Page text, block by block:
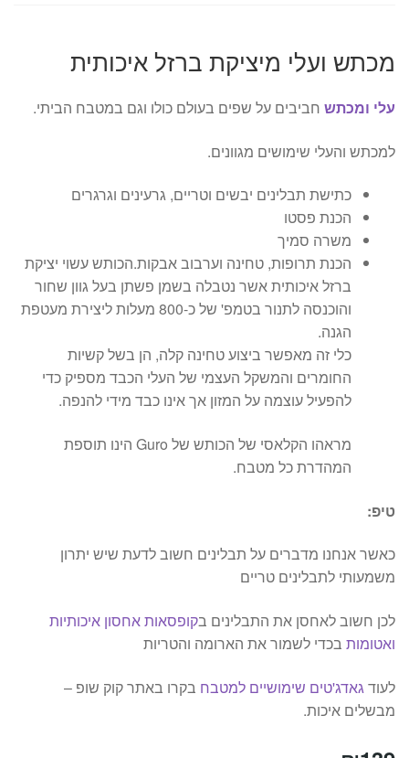
מכתש ועלי מיציקת ברזל איכותית
עלי ומכתש חביבים על שפים בעולם כולו וגם במטבח הביתי.
למכתש והעלי שימושים מגוונים.
כתישת תבלינים יבשים וטריים, גרעינים וגרגרים
הכנת פסטו
משרה סמיך
הכנת תרופות, טחינה וערבוב אבקות.הכותש עשוי יציקת
ברזל איכותית אשר נטבלה בשמן פשתן בעל גוון שחור
והוכנסה לתנור בטמפ' של כ-800 מעלות ליצירת מעטפת
הגנה.
כלי זה מאפשר ביצוע טחינה קלה, הן בשל קשיות
החומרים והמשקל העצמי של העלי הכבד מספיק כדי
להפעיל עוצמה על המזון אך אינו כבד מידי להנפה.
מראהו הקלאסי של הכותש של Guro הינו תוספת
המהדרת כל מטבח.
טיפ:
כאשר אנחנו מדברים על תבלינים חשוב לדעת שיש יתרון
משמעותי לתבלינים טריים
לכן חשוב לאחסן את התבלינים בקופסאות אחסון איכותיות
ואטומות בכדי לשמור את הארומה והטריות
לעודגאדג'טים שימושיים למטבח בקרו באתר קוק שופ –
מבשלים איכות.